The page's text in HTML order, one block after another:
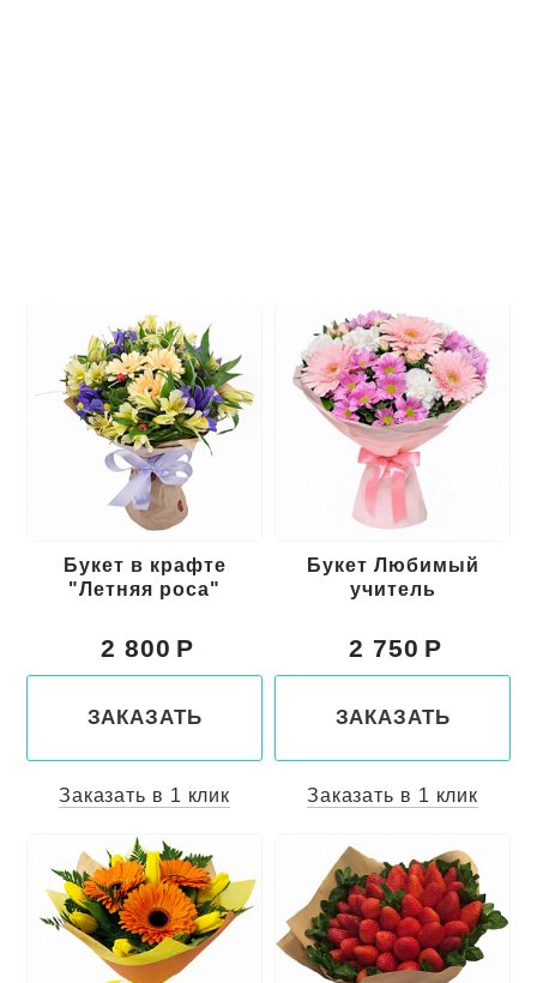
Букет в крафте
"Летняя роса"
2 800
ЗАКАЗАТЬ
Заказать в 1 клик
Букет Любимый
учитель
2 750
ЗАКАЗАТЬ
Заказать в 1 клик